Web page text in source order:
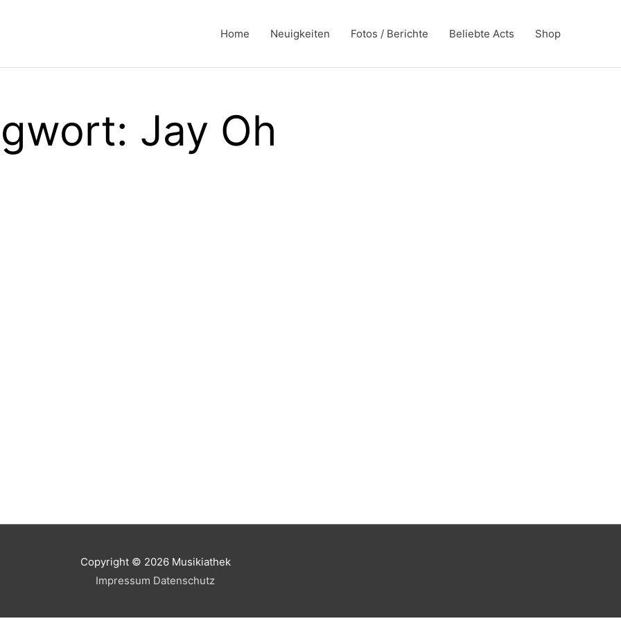
Home Neuigkeiten Fotos / Berichte Beliebte Acts Shop
Jay Oh
Copyright © 2026 Musikiathek
Impressum Datenschutz